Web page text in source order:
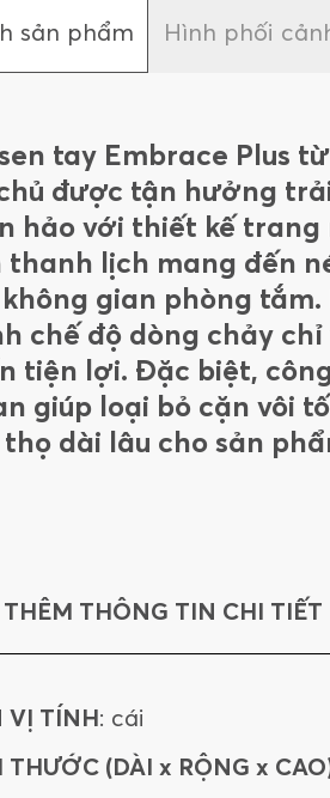
sản phẩm Hình phối
tay Embrace Plus
được tận hưởng
hảo với thiết kế trang
thanh lịch mang đến
gian phòng tắm.
chế độ dòng chảy
tiện lợi. Đặc biệt,
giúp loại bỏ cặn vôi
dài lâu cho sản
THÔNG TIN CHI TIẾT
VỊ TÍNH: cái
THƯỚC (DÀI x RỘNG x